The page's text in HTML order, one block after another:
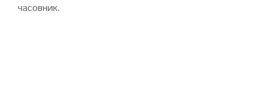
часовник.